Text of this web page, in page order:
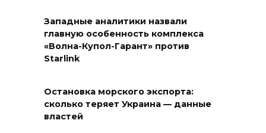
Западные аналитики назвали
главную особенность комплекса
«Волна-Купол-Гарант» против
Starlink
Остановка морского экспорта:
сколько теряет Украина — данные
властей